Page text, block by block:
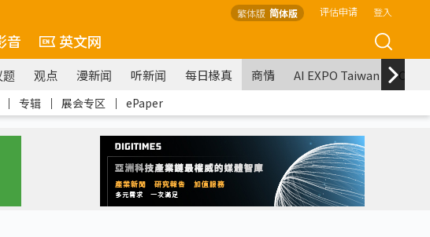
繁体版 简体版 评估申请 登入
音 英文网
题 观点 漫新闻 听新闻 每日椽真 商情 AI EXPO Taiwan
｜ 专辑 ｜ 展会专区 ｜ ePaper